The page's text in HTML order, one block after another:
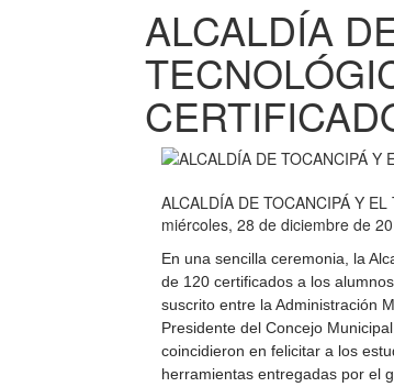
ALCALDÍA
ALCALDÍA DE TOCANCIPÁ Y
miércoles, 28 de diciembre de
En una sencilla ceremonia, la
de 120 certificados a los
suscrito entre la Administración
Presidente del Concejo
coincidieron en felicitar a los
herramientas entregadas por el